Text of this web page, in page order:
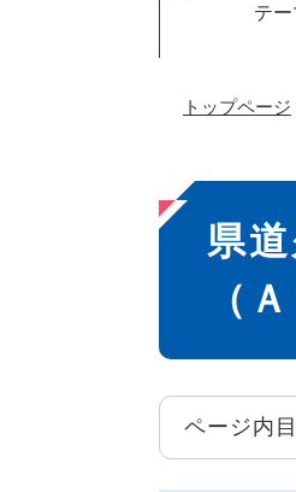
テ
トップページ
本
文
県
（
ページ内